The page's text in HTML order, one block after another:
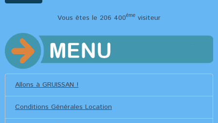
Vous êtes le 206 400ème visiteur
Allons à GRUISSAN !
Conditions Générales Location